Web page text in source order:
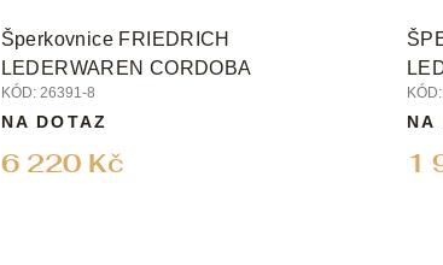
Šperkovnice FRIEDRICH
LEDERWAREN CORDOBA
KÓD: 26391-8
6 220 Kč
NA DOTAZ
KÓD:
1
NA